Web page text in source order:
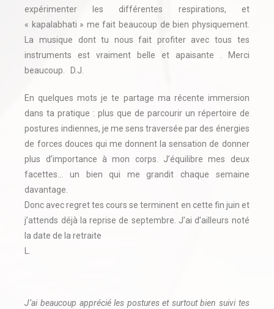
expérimenter les différentes respirations, et
« kapalabhati » me fait beaucoup de bien physiquement.
La musique dont tu nous fait profiter avec tous tes
instruments est vraiment belle et apaisante . Merci
beaucoup. D.J.
En quelques mots je te partage ma récente immersion
dans ta pratique : plus que de parcourir un répertoire de
postures indiennes, je me sens traversée par des énergies
de forces douces qui me donnent la sensation de donner
plus d’importance à mon corps. J’équilibre mes deux
facettes… un bien qui me grandit chaque semaine
davantage.
Donc avec regret tes cours se terminent en cette fin juin et
j’attends déjà la reprise de septembre. J’ai d’ailleurs noté
la date de la retraite
L.
J’ai beaucoup apprécié les postures et surtout bien suivi tes